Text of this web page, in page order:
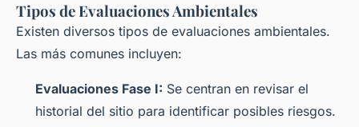
Tipos de Evaluaciones Ambientales
Existen diversos tipos de evaluaciones ambientales.
Las más comunes incluyen:
Evaluaciones Fase I: Se centran en revisar el
historial del sitio para identificar posibles riesgos.